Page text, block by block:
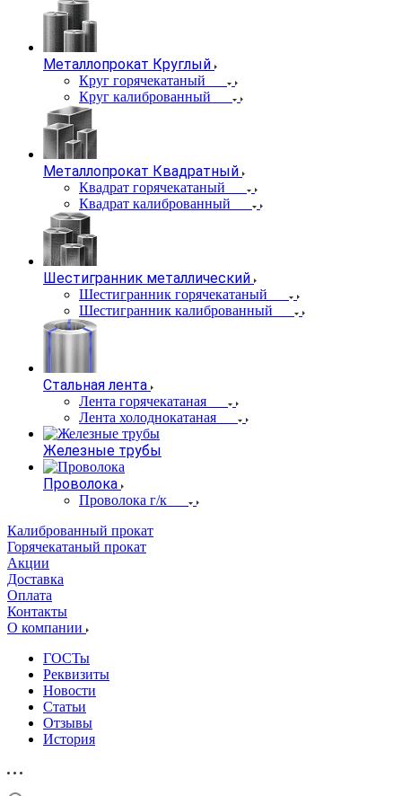
Металлопрокат Круглый
Круг горячекатаный
Круг калиброванный
Металлопрокат Квадратный
Квадрат горячекатаный
Квадрат калиброванный
Шестигранник металлический
Шестигранник горячекатаный
Шестигранник калиброванный
Стальная лента
Лента горячекатаная
Лента холоднокатаная
Железные трубы
Проволока
Проволока г/к
Калиброванный прокат
Горячекатаный прокат
Акции
Доставка
Оплата
Контакты
О компании
ГОСТы
Реквизиты
Новости
Статьи
Отзывы
История